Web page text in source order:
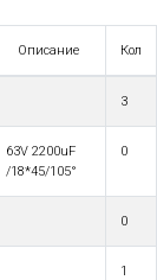
Описание Кол
3
63V 2200uF
/18*45/105°
0
0
1